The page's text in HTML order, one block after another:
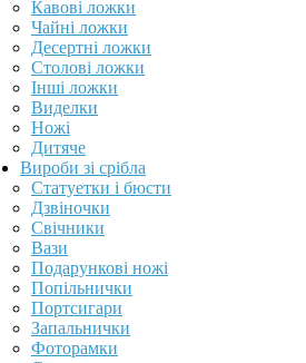
Кавові ложки
Чайні ложки
Десертні ложки
Столові ложки
Інші ложки
Виделки
Ножі
Дитяче
Вироби зі срібла
Статуетки і бюсти
Дзвіночки
Свічники
Вази
Подарункові ножі
Попільнички
Портсигари
Запальнички
Фоторамки